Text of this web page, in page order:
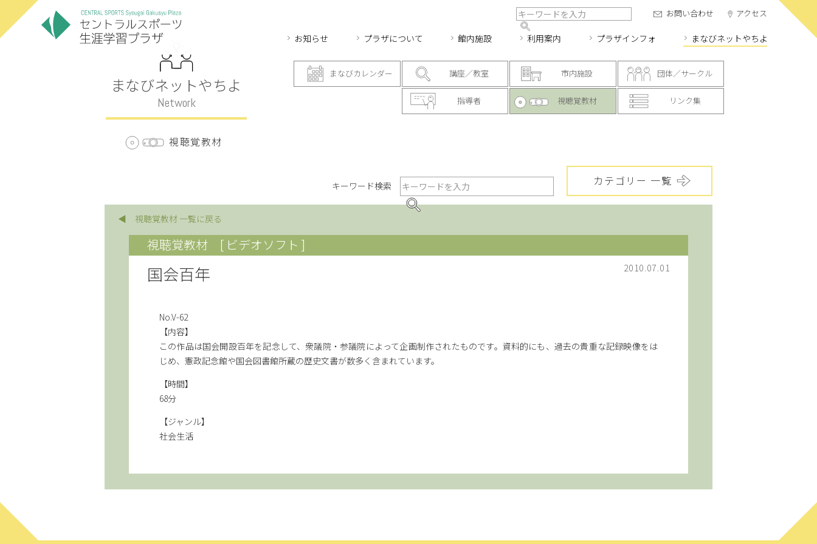
お知らせ プラザについて 館内施設 利用案内 プラザインフォ まなびネットやちよ
お問い合わせ アクセス
まなびネットやちよ
Network
視聴覚教材
まなびカレンダー 講座／教室 市内施設 団体／サークル
指導者 視聴覚教材 リンク集
キーワード検索 カテゴリー 一覧
◀ 視聴覚教材 一覧に戻る
視聴覚教材 [ ビデオソフト ]
2010.07.01
国会百年
No.V-62
【内容】
この作品は国会開設百年を記念して、衆議院・参議院によって企画制作されたものです。資料的にも、過去の貴重な記録映像をは
じめ、憲政記念館や国会図書館所蔵の歴史文書が数多く含まれています。
【時間】
68分
【ジャンル】
社会生活